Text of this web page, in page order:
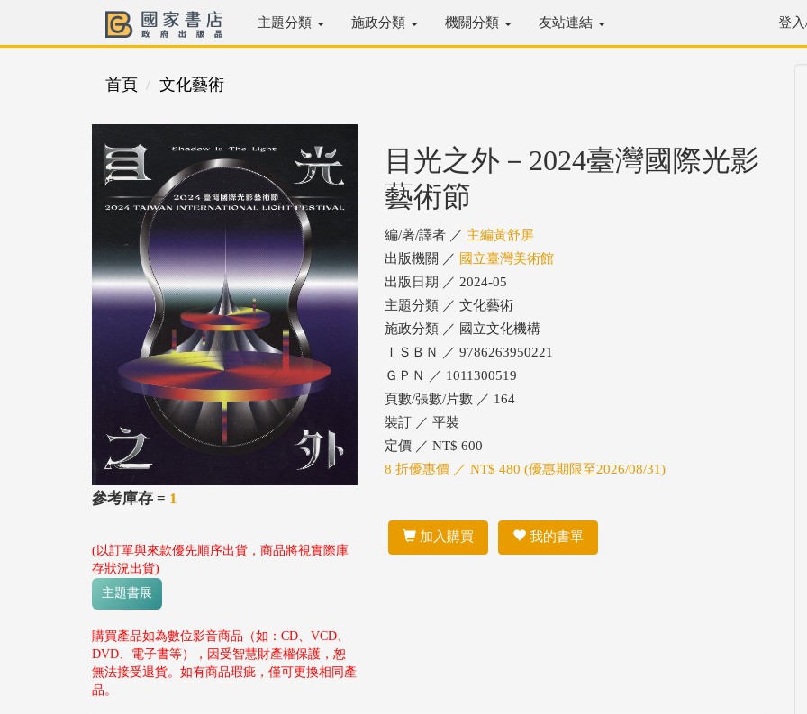
主題分類 施政分類 機關分類 友站連結 登
首頁 文化藝術
參考庫存 = 1
(以訂單與來款優先順序出貨，商品將視實際庫
存狀況出貨)
主題書展
購買產品如為數位影音商品（如：CD、VCD、
DVD、電子書等），因受智慧財產權保護，恕
無法接受退貨。如有商品瑕疵，僅可更換相同產
品。
目光之外－2024臺灣國際光影
藝術節
編/著/譯者 ／ 主編黃舒屏
出版機關 ／ 國立臺灣美術館
出版日期 ／ 2024-05
主題分類 ／ 文化藝術
施政分類 ／ 國立文化機構
ＩＳＢＮ ／ 9786263950221
ＧＰＮ ／ 1011300519
頁數/張數/片數 ／ 164
裝訂 ／ 平裝
定價 ／ NT$ 600
8 折優惠價 ／ NT$ 480 (優惠期限至2026/08/31)
加入購買 我的書單